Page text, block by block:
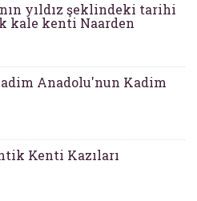
yıldız şeklindeki tarihi
kale kenti Naarden
Anadolu'nun Kadim
Kenti Kazıları